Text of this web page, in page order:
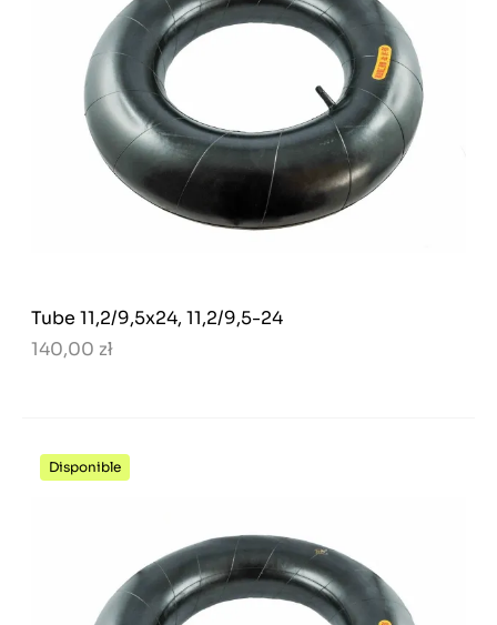
Tube 11,2/9,5x24, 11,2/9,5-24
140,00 zł
Disponible